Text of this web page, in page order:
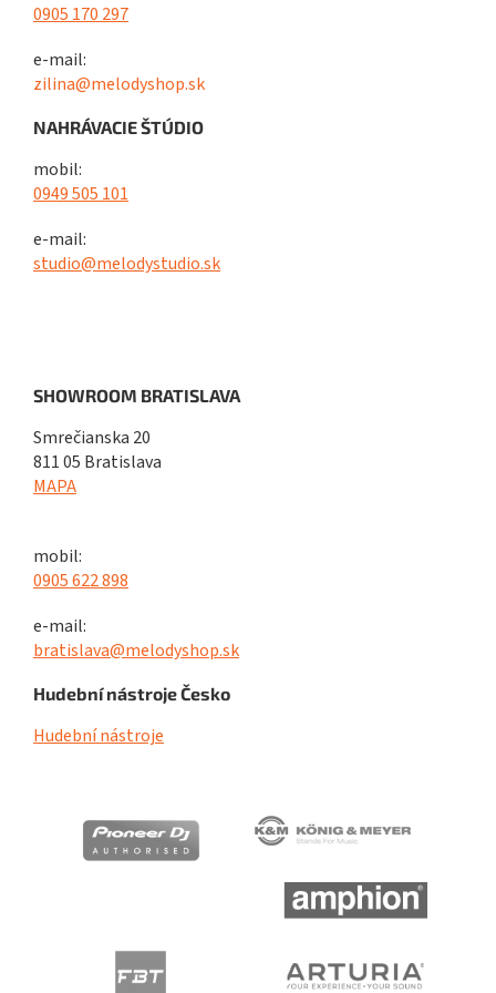
0905 170 297
e-mail:
zilina@melodyshop.sk
NAHRÁVACIE ŠTÚDIO
mobil:
0949 505 101
e-mail:
studio@melodystudio.sk
SHOWROOM BRATISLAVA
Smrečianska 20
811 05 Bratislava
MAPA
mobil:
0905 622 898
e-mail:
bratislava@melodyshop.sk
Hudební nástroje Česko
Hudební nástroje